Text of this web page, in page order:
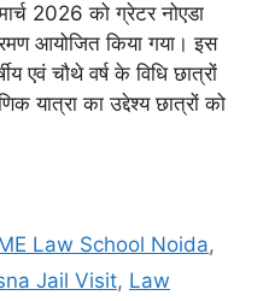
2026 को ग्रेटर नोएडा
आयोजित किया गया। इस
एवं चौथे वर्ष के विधि छात्रों
यात्रा का उद्देश्य छात्रों को
Law School Noida,
Jail Visit, Law